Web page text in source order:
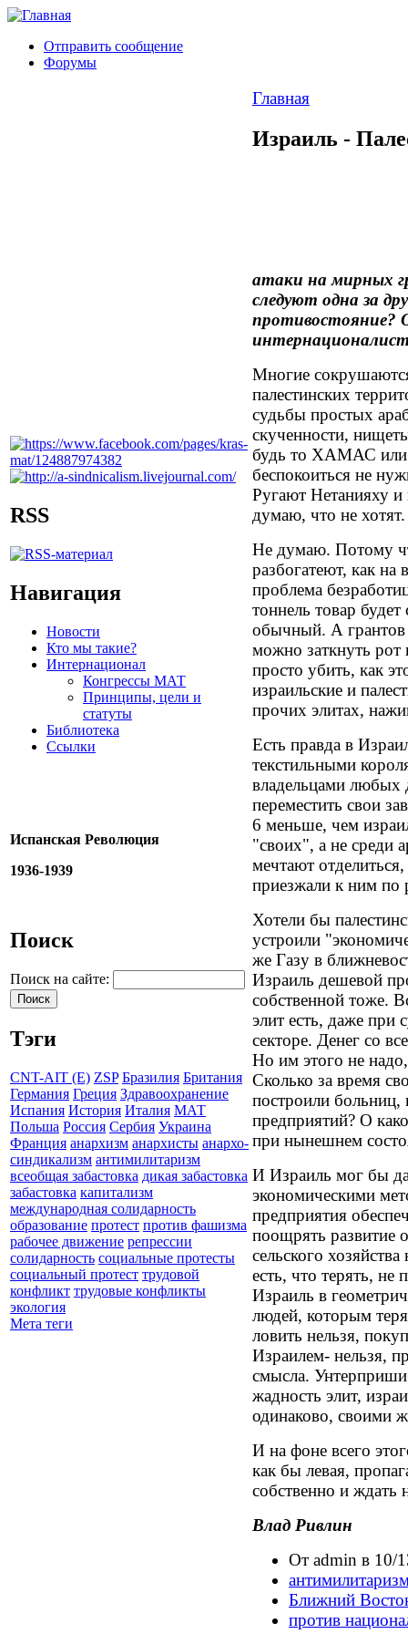
Отправить сообщение
Форумы
RSS
Навигация
Новости
Кто мы такие?
Интернационал
Конгрессы МАТ
Принципы, цели и
статуты
Библиотека
Ссылки
Испанская Революция
1936-1939
Поиск
Поиск на сайте:
Тэги
CNT-AIT (E) ZSP Бразилия Британия
Германия Греция Здравоохранение
Испания История Италия МАТ
Польша Россия Сербия Украина
Франция анархизм анархисты анархо-
синдикализм антимилитаризм
всеобщая забастовка дикая забастовка
забастовка капитализм
международная солидарность
образование протест против фашизма
рабочее движение репрессии
солидарность социальные протесты
социальный протест трудовой
конфликт трудовые конфликты
экология
Мета теги
Главная
Израиль -
атаки на мирных
следуют одна за
противостояние?
Многие
палестинских
судьбы простых
скученности,
будь то ХАМАС или
беспокоиться не
Ругают Нетанияху
думаю, что не
Не думаю. Потому
разбогатеют, как на
проблема
тоннель товар
обычный. А грантов
можно заткнуть
просто убить, как
израильские и
прочих элитах,
Есть правда в
текстильными
владельцами любых
переместить свои
6 меньше, чем
"своих", а не среди
мечтают
приезжали к ним по
Хотели бы
устроили
же Газу в
Израиль дешевой
собственной тоже.
элит есть, даже при
секторе. Денег со
Но им этого не
Сколько за время
построили
предприятий? О
при нынешнем
И Израиль мог бы
экономическими
предприятия
поощрять развитие
сельского
есть, что терять, не
Израиль в
людей, которым
ловить нельзя,
Израилем- нельзя,
смысла.
жадность элит,
одинаково, своими
И на фоне всего
как бы левая,
собственно и ждать
Влад Ривлин
От admin в 10/
Ближний
против